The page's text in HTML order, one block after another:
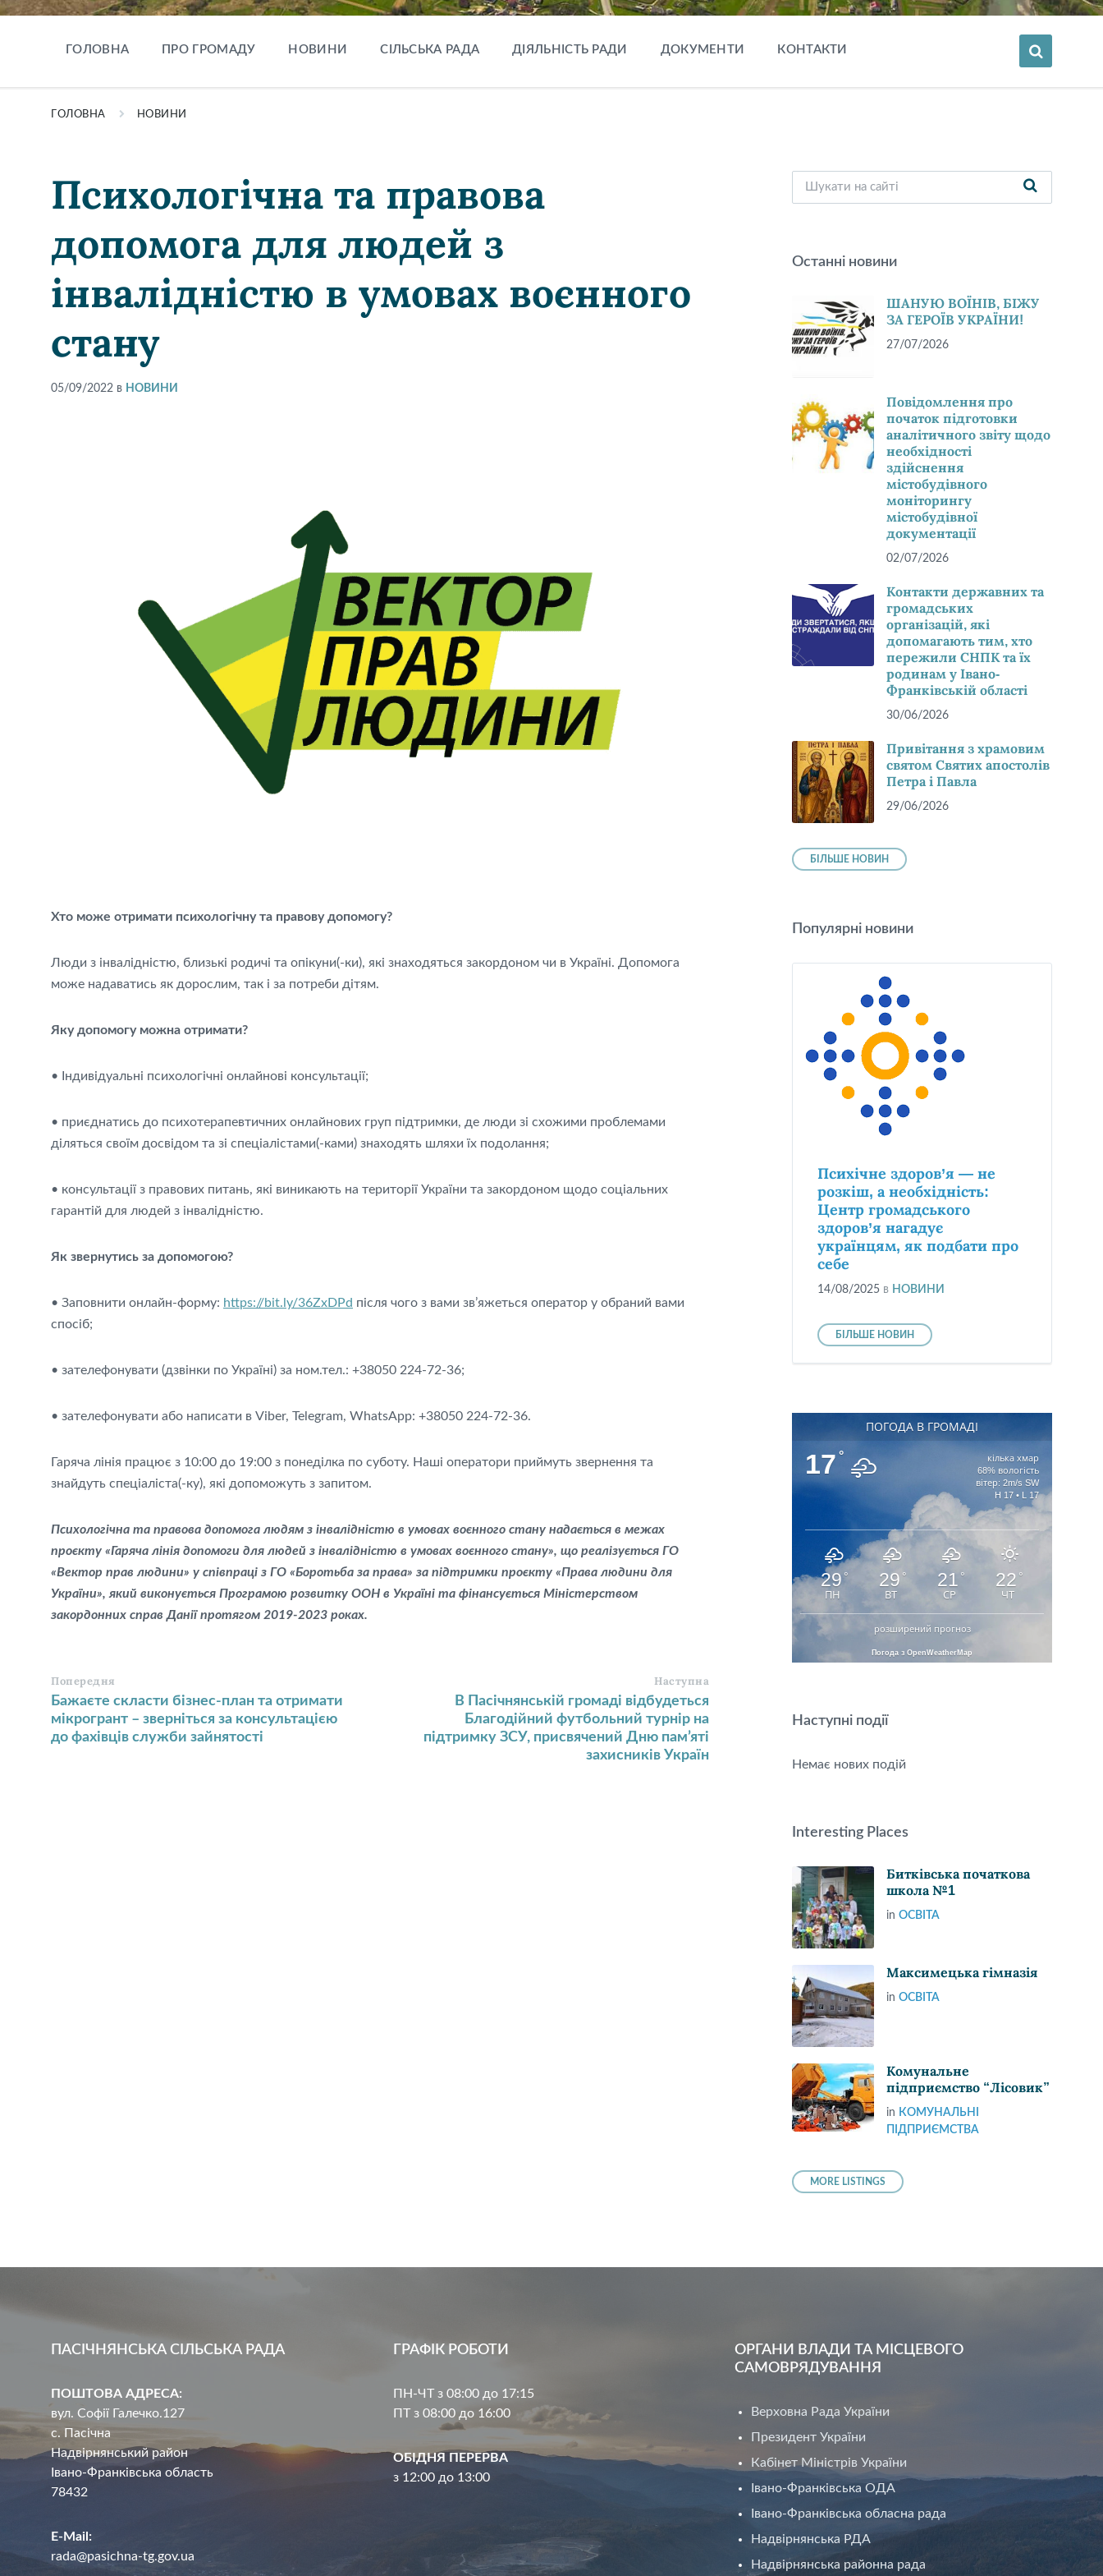
ГОЛОВНА ПРО ГРОМАДУ НОВИНИ СІЛЬСЬКА РАДА ДІЯЛЬНІСТЬ РАДИ ДОКУМЕНТИ КОНТАКТИ
ГОЛОВНА НОВИНИ
Психологічна та правова
допомога для людей з
інвалідністю в умовах воєнного
стану
05/09/2022 в НОВИНИ
Хто може отримати психологічну та правову допомогу?
Люди з інвалідністю, близькі родичі та опікуни(-ки), які знаходяться закордоном чи в Україні. Допомога
може надаватись як дорослим, так і за потреби дітям.
Яку допомогу можна отримати?
• Індивідуальні психологічні онлайнові консультації;
• приєднатись до психотерапевтичних онлайнових груп підтримки, де люди зі схожими проблемами
діляться своїм досвідом та зі спеціалістами(-ками) знаходять шляхи їх подолання;
• консультації з правових питань, які виникають на території України та закордоном щодо соціальних
гарантій для людей з інвалідністю.
Як звернутись за допомогою?
• Заповнити онлайн-форму: https://bit.ly/36ZxDPd після чого з вами зв’яжеться оператор у обраний вами
спосіб;
• зателефонувати (дзвінки по Україні) за ном.тел.: +38050 224-72-36;
• зателефонувати або написати в Viber, Telegram, WhatsApp: +38050 224-72-36.
Гаряча лінія працює з 10:00 до 19:00 з понеділка по суботу. Наші оператори приймуть звернення та
знайдуть спеціаліста(-ку), які допоможуть з запитом.
Психологічна та правова допомога людям з інвалідністю в умовах воєнного стану надається в межах
проєкту «Гаряча лінія допомоги для людей з інвалідністю в умовах воєнного стану», що реалізується ГО
«Вектор прав людини» у співпраці з ГО «Боротьба за права» за підтримки проєкту «Права людини для
України», який виконується Програмою розвитку ООН в Україні та фінансується Міністерством
закордонних справ Данії протягом 2019-2023 роках.
Попередня
Бажаєте скласти бізнес-план та отримати
мікрогрант – зверніться за консультацією
до фахівців служби зайнятості
Наступна
В Пасічнянській громаді відбудеться
Благодійний футбольний турнір на
підтримку ЗСУ, присвячений Дню пам’яті
захисників Україн
Останні новини
ШАНУЮ ВОЇНІВ, БІЖУ
ЗА ГЕРОЇВ УКРАЇНИ!
27/07/2026
Повідомлення про
початок підготовки
аналітичного звіту щодо
необхідності
здійснення
містобудівного
моніторингу
містобудівної
документації
02/07/2026
Контакти державних та
громадських
організацій, які
допомагають тим, хто
пережили СНПК та їх
родинам у Івано-
Франківській області
30/06/2026
Привітання з храмовим
святом Святих апостолів
Петра і Павла
29/06/2026
БІЛЬШЕ НОВИН
Популярні новини
Психічне здоров’я — не
розкіш, а необхідність:
Центр громадського
здоров’я нагадує
українцям, як подбати про
себе
14/08/2025 в НОВИНИ
БІЛЬШЕ НОВИН
ПОГОДА В ГРОМАДІ
17 °
кілька хмар
68% вологість
вітер: 2m/s SW
H 17 • L 17
29 °
ПН
29 °
ВТ
21 °
СР
22 °
ЧТ
розширений прогноз
Погода з OpenWeatherMap
Наступні події
Немає нових подій
Interesting Places
Битківська початкова
школа №1
inОСВІТА
Максимецька гімназія
inОСВІТА
Комунальне
підприємство “Лісовик”
in КОМУНАЛЬНІ
ПІДПРИЄМСТВА
MORE LISTINGS
ПАСІЧНЯНСЬКА СІЛЬСЬКА РАДА
ПОШТОВА АДРЕСА:
вул. Софії Галечко.127
с. Пасічна
Надвірнянський район
Івано-Франківська область
78432
E-Mail:
rada@pasichna-tg.gov.ua
ГРАФІК РОБОТИ
ПН-ЧТ з 08:00 до 17:15
ПТ з 08:00 до 16:00
ОБІДНЯ ПЕРЕРВА
з 12:00 до 13:00
ОРГАНИ ВЛАДИ ТА МІСЦЕВОГО
САМОВРЯДУВАННЯ
Верховна Рада України
Президент України
Кабінет Міністрів України
Івано-Франківська ОДА
Івано-Франківська обласна рада
Надвірнянська РДА
Надвірнянська районна рада